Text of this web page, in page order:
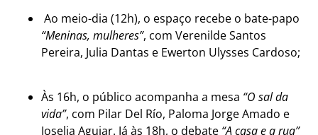
Ao meio-dia (12h), o espaço recebe o bate-papo
“Meninas, mulheres”, com Verenilde Santos
Pereira, Julia Dantas e Ewerton Ulysses Cardoso;
Às 16h, o público acompanha a mesa “O sal da
vida”, com Pilar Del Río, Paloma Jorge Amado e
Joselia Aguiar. Já às 18h, o debate “A casa e a rua”